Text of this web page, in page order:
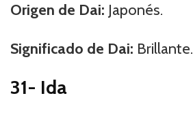
Origen de Dai: Japonés.
Significado de Dai: Brillante.
31- Ida